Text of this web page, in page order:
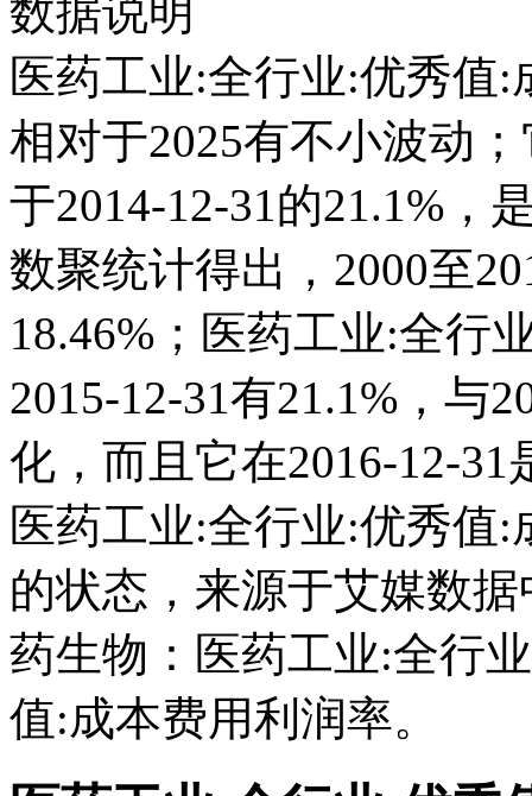
数据说明
医药工业:全行业:优秀值
相对于2025有不小波动
于2014-12-31的21.1%，
数聚统计得出，2000至
18.46%；医药工业:全行
2015-12-31有21.1%，与
化，而且它在2016-12-
医药工业:全行业:优秀值
的状态，来源于艾媒数
药生物：医药工业:全行
值:成本费用利润率。